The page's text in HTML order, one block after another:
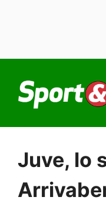
contenuto
Juve, lo